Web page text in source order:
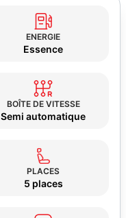
ENERGIE
Essence
BOÎTE DE VITESSE
Semi automatique
PLACES
5 places